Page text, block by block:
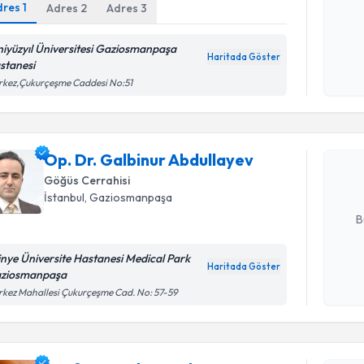
1 Adres 2 Adres3
Üniversitesi Gaziosmanpaşa
Haritada Göster
Caddesi No:51
Op. Dr. Galbinur Abdullayev
Göğüs Cerrahisi
İstanbul , Gaziosmanpaşa
Üniversite Hastanesi Medical Park
Haritada Göster
Mahallesi Çukurçeşme Cad. No: 57-59
Op. Dr.
oluşturun.
Randevu